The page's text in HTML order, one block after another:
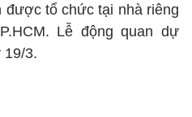
được tổ chức tại nhà riêng
Lễ động quan dự
19/3.